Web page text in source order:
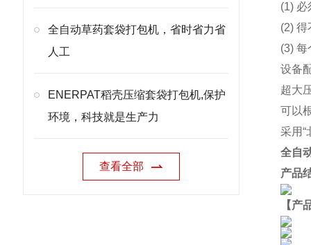
全自动草药套袋打包机，省时省力省
人工
ENERPAT稻壳压缩套袋打包机,保护
环境，科技就是生产力
查看全部
(1)
(2)
(3)
设备
超大
可以
采用“
全自
产品
【产